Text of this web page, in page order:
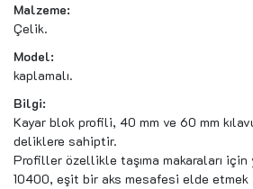
Malzeme:
Çelik.
Model:
kaplamalı.
Bilgi:
Kayar blok profili, 40 mm ve 60 mm
deliklere sahiptir.
Profiller özellikle taşıma makaraları için
10400, eşit bir aks mesafesi elde etmek